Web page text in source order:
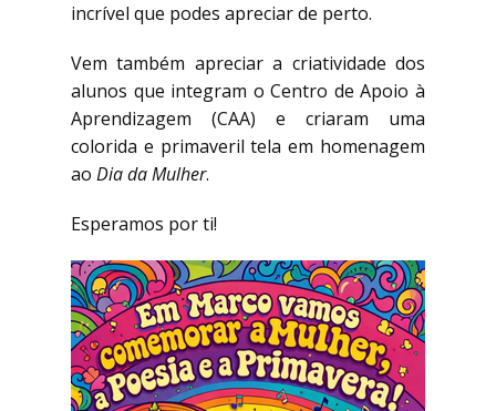
incrível que podes apreciar de perto.
Vem também apreciar a criatividade dos
alunos que integram o Centro de Apoio à
Aprendizagem (CAA) e criaram uma
colorida e primaveril tela em homenagem
ao Dia da Mulher.
Esperamos por ti!